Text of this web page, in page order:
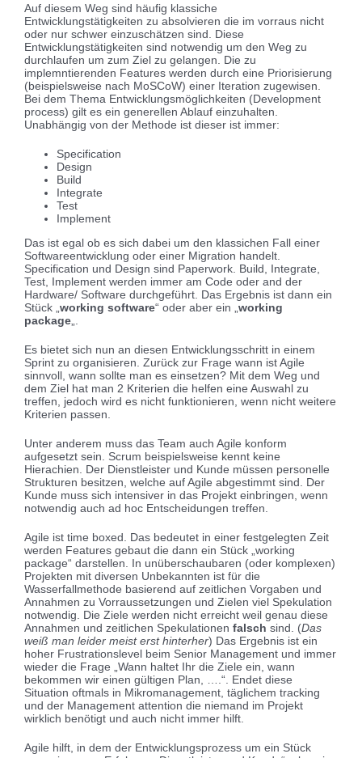
Auf diesem Weg sind häufig klassiche
Entwicklungstätigkeiten zu absolvieren die im vorraus nicht
oder nur schwer einzuschätzen sind. Diese
Entwicklungstätigkeiten sind notwendig um den Weg zu
durchlaufen um zum Ziel zu gelangen. Die zu
implemntierenden Features werden durch eine Priorisierung
(beispielsweise nach MoSCoW) einer Iteration zugewisen.
Bei dem Thema Entwicklungsmöglichkeiten (Development
process) gilt es ein generellen Ablauf einzuhalten.
Unabhängig von der Methode ist dieser ist immer:
Specification
Design
Build
Integrate
Test
Implement
Das ist egal ob es sich dabei um den klassichen Fall einer
Softwareentwicklung oder einer Migration handelt.
Specification und Design sind Paperwork. Build, Integrate,
Test, Implement werden immer am Code oder and der
Hardware/ Software durchgeführt. Das Ergebnis ist dann ein
Stück „ working software“ oder aber ein „ working
package
Es bietet sich nun an diesen Entwicklungsschritt in einem
Sprint zu organisieren. Zurück zur Frage wann ist Agile
sinnvoll, wann sollte man es einsetzen? Mit dem Weg und
dem Ziel hat man 2 Kriterien die helfen eine Auswahl zu
treffen, jedoch wird es nicht funktionieren, wenn nicht weitere
Kriterien passen.
Unter anderem muss das Team auch Agile konform
aufgesetzt sein. Scrum beispielsweise kennt keine
Hierachien. Der Dienstleister und Kunde müssen personelle
Strukturen besitzen, welche auf Agile abgestimmt sind. Der
Kunde muss sich intensiver in das Projekt einbringen, wenn
notwendig auch ad hoc Entscheidungen treffen.
Agile ist time boxed. Das bedeutet in einer festgelegten Zeit
werden Features gebaut die dann ein Stück „working
package“ darstellen. In unüberschaubaren (oder komplexen)
Projekten mit diversen Unbekannten ist für die
Wasserfallmethode basierend auf zeitlichen Vorgaben und
Annahmen zu Vorraussetzungen und Zielen viel Spekulation
notwendig. Die Ziele werden nicht erreicht weil genau diese
Annahmen und zeitlichen Spekulationen falsch sind. (Das
weiß man leider meist erst hinterher) Das Ergebnis ist ein
hoher Frustrationslevel beim Senior Management und immer
wieder die Frage „Wann haltet Ihr die Ziele ein, wann
bekommen wir einen gültigen Plan, ….“. Endet diese
Situation oftmals in Mikromanagement, täglichem tracking
und der Management attention die niemand im Projekt
wirklich benötigt und auch nicht immer hilft.
Agile hilft, in dem der Entwicklungsprozess um ein Stück